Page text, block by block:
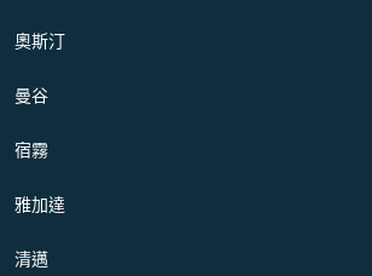
奧斯汀
曼谷
宿霧
雅加達
清邁